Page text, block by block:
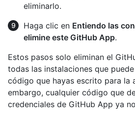
eliminarlo.
Haga clic en Entiendo las
elimine este GitHub App.
Estos pasos solo eliminan el
todas las instalaciones que
código que hayas escrito para la
embargo, cualquier código que
credenciales de GitHub App ya